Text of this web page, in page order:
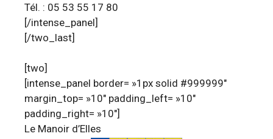
Tél. : 05 53 55 17 80
[/intense_panel]
[/two_last]
[two]
[intense_panel border= »1px solid #999999″
margin_top= »10″ padding_left= »10″
padding_right= »10″]
Le Manoir d’Elles